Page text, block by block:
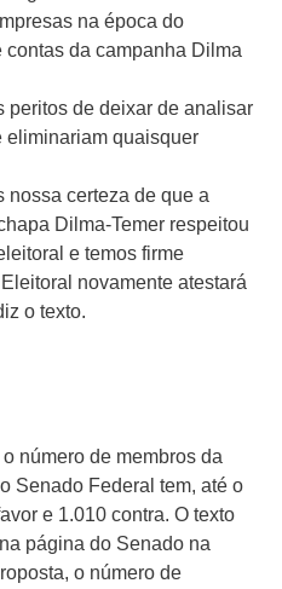
na época do
da campanha Dilma
peritos de deixar de analisar
eliminariam quaisquer
nossa certeza de que a
Dilma-Temer respeitou
e temos firme
novamente atestará
o texto.
número de membros da
Senado Federal tem, até o
e 1.010 contra. O texto
página do Senado na
o número de